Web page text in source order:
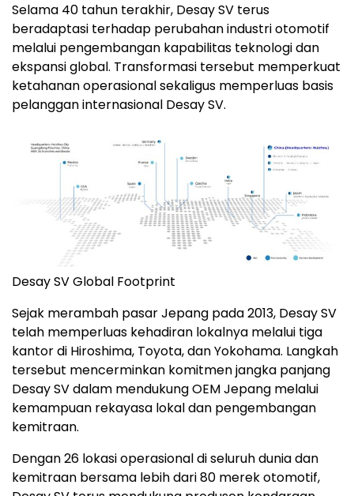
Selama 40 tahun terakhir, Desay SV terus
beradaptasi terhadap perubahan industri otomotif
melalui pengembangan kapabilitas teknologi dan
ekspansi global. Transformasi tersebut memperkuat
ketahanan operasional sekaligus memperluas basis
pelanggan internasional Desay SV.
Desay SV Global Footprint
Sejak merambah pasar Jepang pada 2013, Desay SV
telah memperluas kehadiran lokalnya melalui tiga
kantor di Hiroshima, Toyota, dan Yokohama. Langkah
tersebut mencerminkan komitmen jangka panjang
Desay SV dalam mendukung OEM Jepang melalui
kemampuan rekayasa lokal dan pengembangan
kemitraan.
Dengan 26 lokasi operasional di seluruh dunia dan
kemitraan bersama lebih dari 80 merek otomotif,